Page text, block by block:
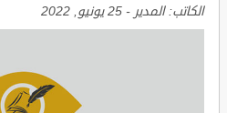
الكاتب:المدير - 25 يونيو, 2022